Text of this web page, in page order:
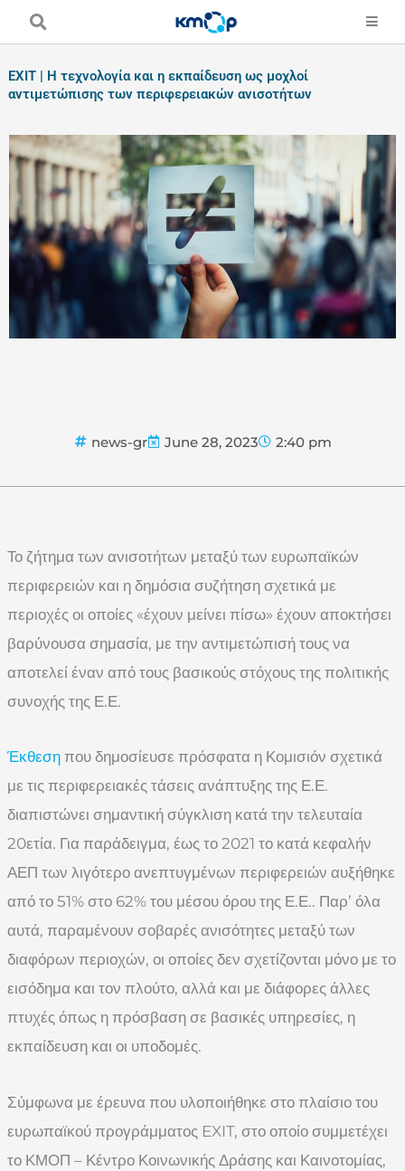
EXIT | Η τεχνολογία και η εκπαίδευση ως μοχλοί
αντιμετώπισης των περιφερειακών ανισοτήτων
news-gr June 28, 2023 2:40 pm
Το ζήτημα των ανισοτήτων μεταξύ των ευρωπαϊκών
περιφερειών και η δημόσια συζήτηση σχετικά με
περιοχές οι οποίες «έχουν μείνει πίσω» έχουν αποκτήσει
βαρύνουσα σημασία, με την αντιμετώπισή τους να
αποτελεί έναν από τους βασικούς στόχους της πολιτικής
συνοχής της Ε.Ε.
Έκθεση που δημοσίευσε πρόσφατα η Κομισιόν σχετικά
με τις περιφερειακές τάσεις ανάπτυξης της Ε.Ε.
διαπιστώνει σημαντική σύγκλιση κατά την τελευταία
20ετία. Για παράδειγμα, έως το 2021 το κατά κεφαλήν
ΑΕΠ των λιγότερο ανεπτυγμένων περιφερειών αυξήθηκε
από το 51% στο 62% του μέσου όρου της Ε.Ε.. Παρ’ όλα
αυτά, παραμένουν σοβαρές ανισότητες μεταξύ των
διαφόρων περιοχών, οι οποίες δεν σχετίζονται μόνο με το
εισόδημα και τον πλούτο, αλλά και με διάφορες άλλες
πτυχές όπως η πρόσβαση σε βασικές υπηρεσίες, η
εκπαίδευση και οι υποδομές.
Σύμφωνα με έρευνα που υλοποιήθηκε στο πλαίσιο του
ευρωπαϊκού προγράμματος EXIT, στο οποίο συμμετέχει
το ΚΜΟΠ – Κέντρο Κοινωνικής Δράσης και Καινοτομίας,